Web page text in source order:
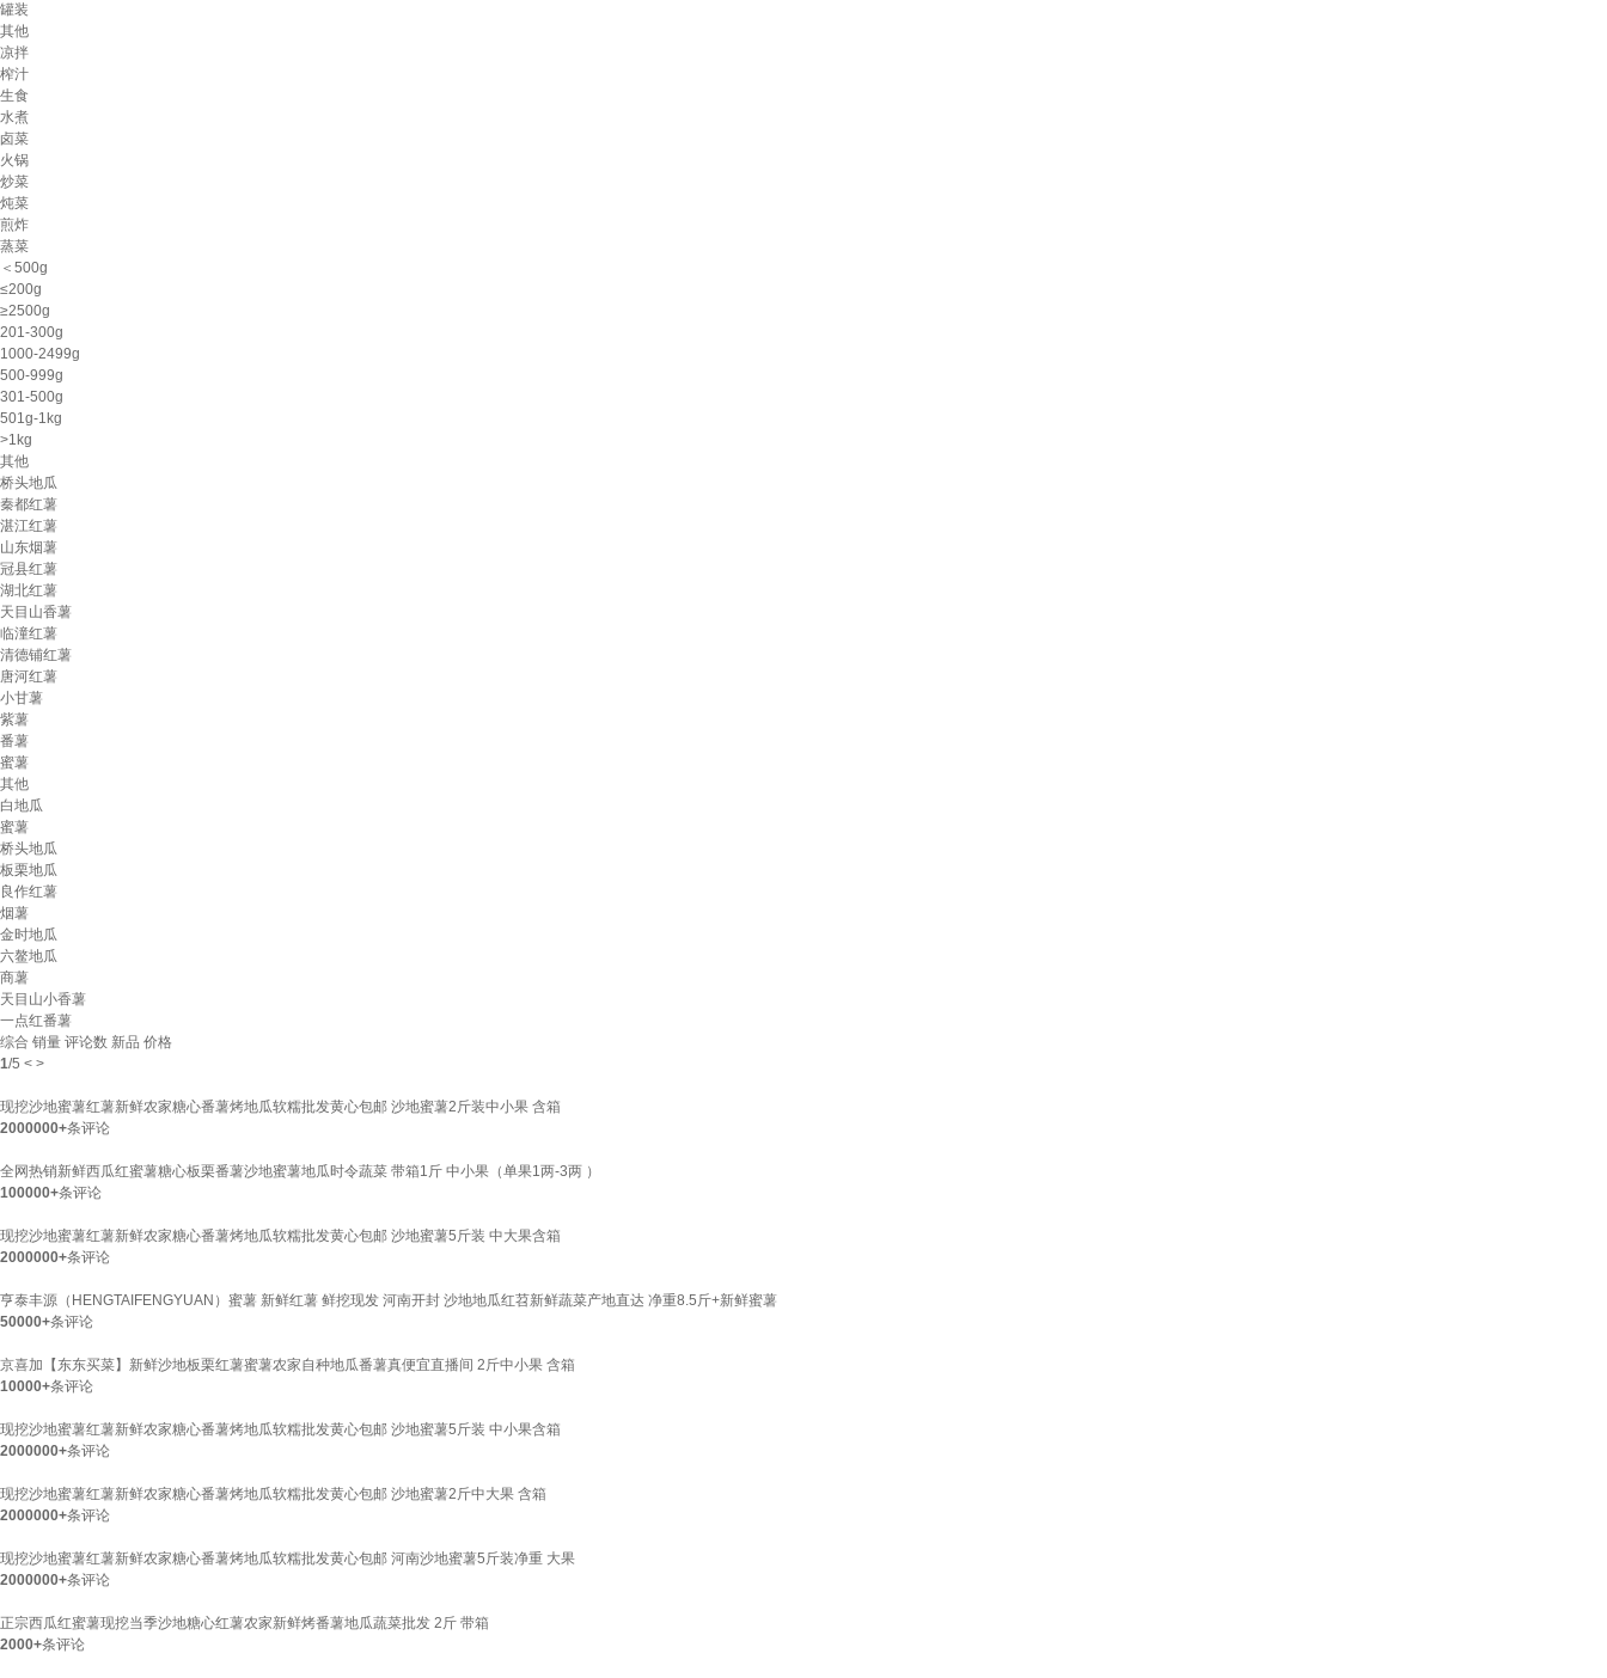
罐装
其他
凉拌
榨汁
生食
水煮
卤菜
火锅
炒菜
炖菜
煎炸
蒸菜
＜500g
≤200g
≥2500g
201-300g
1000-2499g
500-999g
301-500g
501g-1kg
>1kg
其他
桥头地瓜
秦都红薯
湛江红薯
山东烟薯
冠县红薯
湖北红薯
天目山香薯
临潼红薯
清德铺红薯
唐河红薯
小甘薯
紫薯
番薯
蜜薯
其他
白地瓜
蜜薯
桥头地瓜
板栗地瓜
良作红薯
烟薯
金时地瓜
六鳌地瓜
商薯
天目山小香薯
一点红番薯
综合 销量 评论数 新品 价格
1/5 < >
现挖沙地蜜薯红薯新鲜农家糖心番薯烤地瓜软糯批发黄心包邮 沙地蜜薯2斤装中小果 含箱
2000000+条评论
全网热销新鲜西瓜红蜜薯糖心板栗番薯沙地蜜薯地瓜时令蔬菜 带箱1斤 中小果（单果1两-3两 ）
100000+条评论
现挖沙地蜜薯红薯新鲜农家糖心番薯烤地瓜软糯批发黄心包邮 沙地蜜薯5斤装 中大果含箱
2000000+条评论
亨泰丰源（HENGTAIFENGYUAN）蜜薯 新鲜红薯 鲜挖现发 河南开封 沙地地瓜红苕新鲜蔬菜产地直达 净重8.5斤+新鲜蜜薯
50000+条评论
京喜加【东东买菜】新鲜沙地板栗红薯蜜薯农家自种地瓜番薯真便宜直播间 2斤中小果 含箱
10000+条评论
现挖沙地蜜薯红薯新鲜农家糖心番薯烤地瓜软糯批发黄心包邮 沙地蜜薯5斤装 中小果含箱
2000000+条评论
现挖沙地蜜薯红薯新鲜农家糖心番薯烤地瓜软糯批发黄心包邮 沙地蜜薯2斤中大果 含箱
2000000+条评论
现挖沙地蜜薯红薯新鲜农家糖心番薯烤地瓜软糯批发黄心包邮 河南沙地蜜薯5斤装净重 大果
2000000+条评论
正宗西瓜红蜜薯现挖当季沙地糖心红薯农家新鲜烤番薯地瓜蔬菜批发 2斤 带箱
2000+条评论